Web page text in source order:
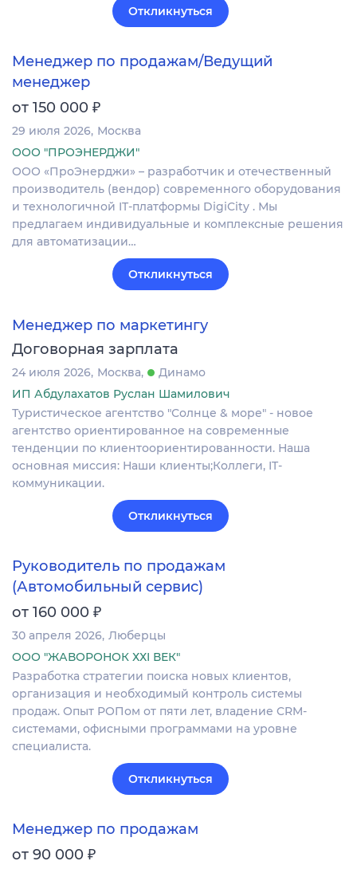
Откликнуться
Менеджер по продажам/Ведущий
менеджер
от 150 000 ₽
29 июля 2026 Москва
ООО "ПРОЭНЕРДЖИ"
ООО «ПроЭнерджи» – разработчик и отечественный
производитель (вендор) современного оборудования
и технологичной IT-платформы DigiCity . Мы
предлагаем индивидуальные и комплексные решения
для автоматизации…
Откликнуться
Менеджер по маркетингу
Договорная зарплата
24 июля 2026 Москва
Динамо
ИП Абдулахатов Руслан Шамилович
Туристическое агентство "Солнце & море" - новое
агентство ориентированное на современные
тенденции по клиентоориентированности. Наша
основная миссия: Наши клиенты;Коллеги, IT-
коммуникации.
Откликнуться
Руководитель по продажам
(Автомобильный сервис)
от 160 000 ₽
30 апреля 2026 Люберцы
ООО "ЖАВОРОНОК ХХI ВЕК"
Разработка стратегии поиска новых клиентов,
организация и необходимый контроль системы
продаж. Опыт РОПом от пяти лет, владение CRM-
системами, офисными программами на уровне
специалиста.
Откликнуться
Менеджер по продажам
от 90 000 ₽